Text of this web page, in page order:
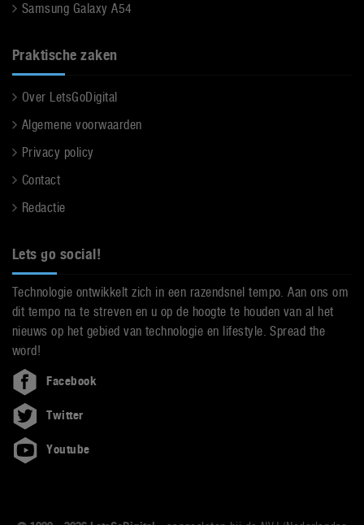
Samsung Galaxy A54
Praktische zaken
Over LetsGoDigital
Algemene voorwaarden
Privacy policy
Contact
Redactie
Lets go social!
Technologie ontwikkelt zich in een razendsnel tempo. Aan ons om
dit tempo na te streven en u op de hoogte te houden van al het
nieuws op het gebied van technologie en lifestyle. Spread the
word!
Facebook
Twitter
Youtube